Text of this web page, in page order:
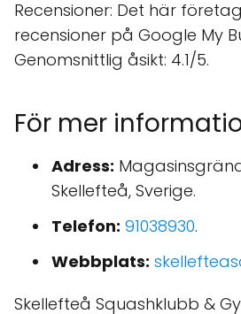
Recensioner: Det här
recensioner på Google My
Genomsnittlig åsikt: 4.1/5.
För mer
Adress:
Skellefteå, Sverige.
Telefon: 91038930.
Webbplats:
Skellefteå Squashklubb &